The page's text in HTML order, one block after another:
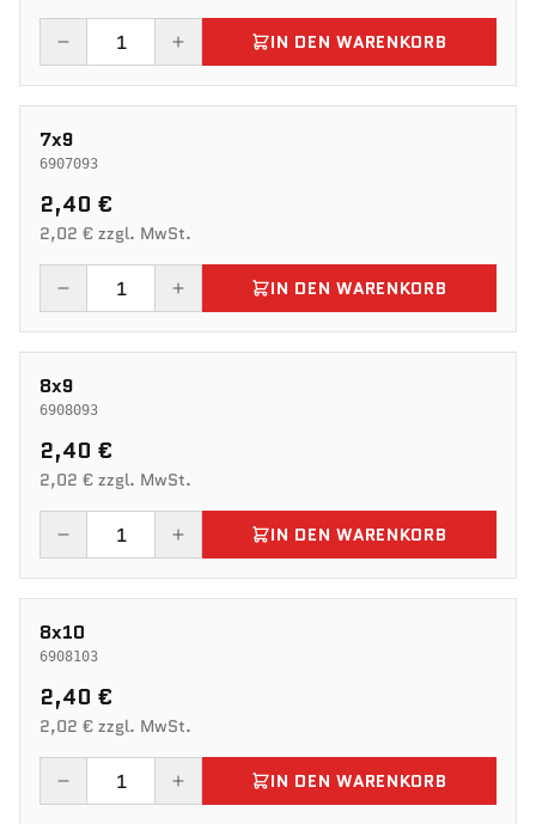
IN DEN WARENKORB
7x9
6907093
2,40 €
2,02 € zzgl. MwSt.
IN DEN WARENKORB
8x9
6908093
2,40 €
2,02 € zzgl. MwSt.
IN DEN WARENKORB
8x10
6908103
2,40 €
2,02 € zzgl. MwSt.
IN DEN WARENKORB